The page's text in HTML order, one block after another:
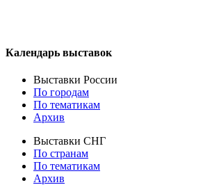
Календарь выставок
Выставки России
По городам
По тематикам
Архив
Выставки СНГ
По странам
По тематикам
Архив